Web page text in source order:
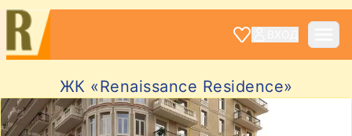
ЖК «Renaissance Residence»